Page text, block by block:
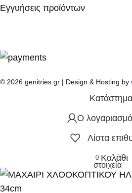
Εγγυήσεις προϊόντων
© 2026 genitries.gr | Design & Hosting by
Κατάστημα
Ο
Λίστα
0
στοιχεία
Καλάθι